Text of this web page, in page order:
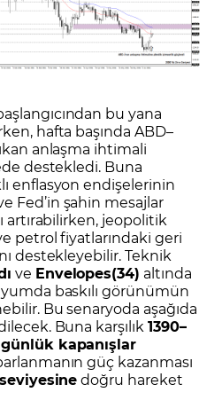
bu yana
hafta başında ABD–
anlaşma ihtimali
destekledi. Buna
enflasyon endişelerinin
Fed’in şahin mesajlar
artırabilirken, jeopolitik
petrol fiyatlarındaki geri
destekleyebilir. Teknik
ve Envelopes(34) altında
baskılı görünümün
Bu senaryoda aşağıda
Buna karşılık 1390–
kapanışlar
güç kazanması
seviyesinedoğru hareket